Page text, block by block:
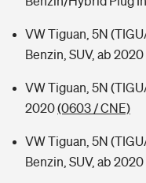
VW Tiguan, 5N
Benzin, SUV, ab 2020
VW Tiguan, 5N
2020(0603 / CNE)
VW Tiguan, 5N
Benzin, SUV, ab 2020